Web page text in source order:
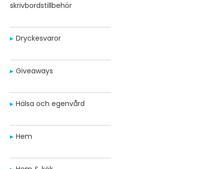
skrivbordstillbehör
Dryckesvaror
Giveaways
Hälsa och egenvård
Hem